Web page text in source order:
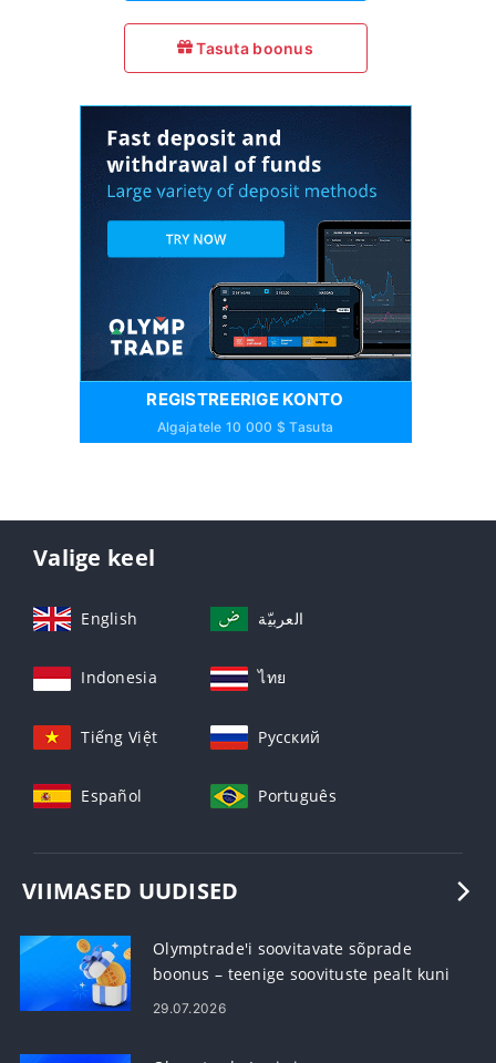
Tasuta boonus
REGISTREERIGE KONTO
Algajatele 10 000 $ Tasuta
Valige keel
English العربيّة
Indonesia ไทย
Tiếng Việt Русский
Español Português
VIIMASED UUDISED
Olymptrade'i soovitavate sõprade
boonus – teenige soovituste pealt kuni
60% komisjonitasu
29.07.2026